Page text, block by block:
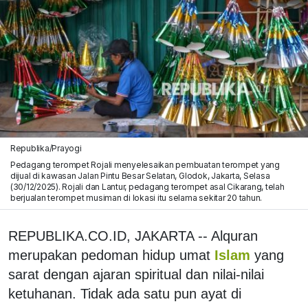
Republika/Prayogi
Pedagang terompet Rojali menyelesaikan pembuatan terompet yang
dijual di kawasan Jalan Pintu Besar Selatan, Glodok, Jakarta, Selasa
(30/12/2025). Rojali dan Lantur, pedagang terompet asal Cikarang, telah
berjualan terompet musiman di lokasi itu selama sekitar 20 tahun.
REPUBLIKA.CO.ID, JAKARTA -- Alquran
merupakan pedoman hidup umat Islam yang
sarat dengan ajaran spiritual dan nilai-nilai
ketuhanan. Tidak ada satu pun ayat di